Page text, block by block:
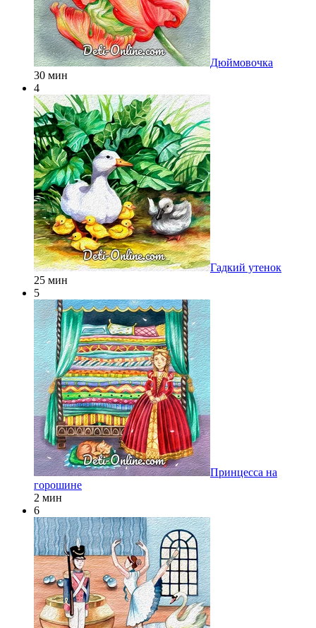
Дюймовочка
30 мин
4
Гадкий утенок
25 мин
5
Принцесса на
горошине
2 мин
6